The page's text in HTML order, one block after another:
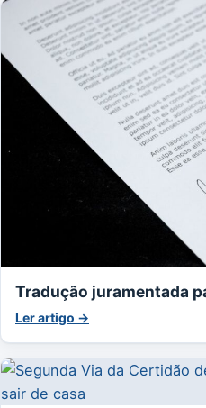
Tradução juramentada
Ler artigo →